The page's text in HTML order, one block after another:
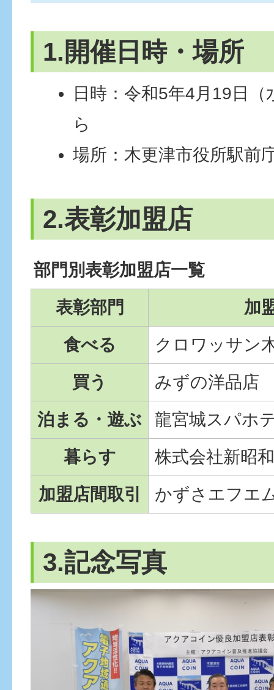
1.開催日時・場所
日時：令和5年4月19日
ら
場所：木更津市役所駅前
2.表彰加盟店
部門別表彰加盟店一覧
表彰部門
加
食べる
クロワッサン
買う
みずの洋品店
泊まる・遊ぶ
龍宮城スパホ
暮らす
株式会社新昭
加盟店間取引
かずさエフエ
3.記念写真